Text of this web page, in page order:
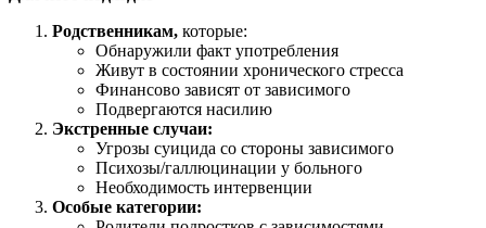
Родственникам, которые:
Обнаружили факт употребления
Живут в состоянии хронического стресса
Финансово зависят от зависимого
Подвергаются насилию
Экстренные случаи:
Угрозы суицида со стороны зависимого
Психозы/галлюцинации у больного
Необходимость интервенции
Особые категории: